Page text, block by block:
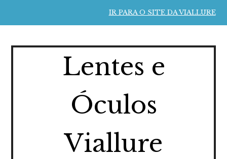
IR PARA O SITE DA VIALLURE
Lentes e
Óculos
Viallure